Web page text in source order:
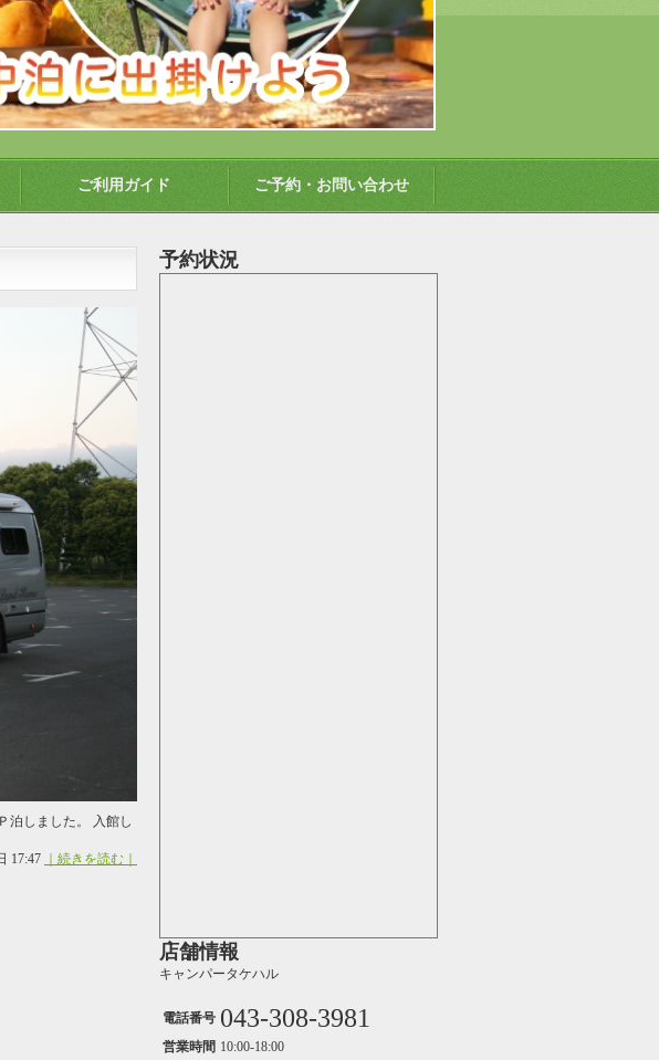
ご利用ガイド ご予約・お問い合わせ
泊しました。 入館し
17:47 ｜続きを読む｜
予約状況
店舗情報
キャンパータケハル
電話番号 043-308-3981
営業時間 10:00-18:00